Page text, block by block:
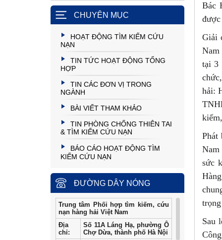
CHUYÊN MỤC
HOẠT ĐỘNG TÌM KIẾM CỨU
NẠN
TIN TỨC HOẠT ĐỘNG TỔNG
HỢP
TIN CÁC ĐƠN VỊ TRONG
NGÀNH
BÀI VIẾT THAM KHẢO
TIN PHÒNG CHỐNG THIÊN TAI
& TÌM KIẾM CỨU NẠN
BÁO CÁO HOẠT ĐỘNG TÌM
KIẾM CỨU NẠN
ĐƯỜNG DÂY NÓNG
Trung tâm Phối hợp tìm kiếm, cứu
nạn hàng hải Việt Nam
Địa
chỉ:
Số 11A Láng Hạ, phường Ô
Chợ Dừa, thành phố Hà Nội
Bác
Giải
Nam
tại 3
hải:
sức
Sau